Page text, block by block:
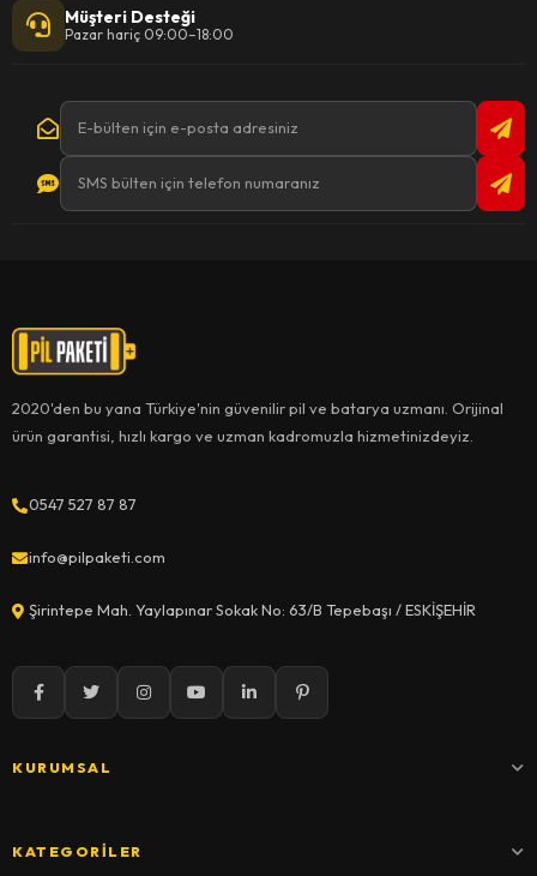
Müşteri Desteği
Pazar hariç 09:00–18:00
2020'den bu yana Türkiye'nin güvenilir pil ve batarya uzmanı. Orijinal
ürün garantisi, hızlı kargo ve uzman kadromuzla hizmetinizdeyiz.
0547 527 87 87
info@pilpaketi.com
Şirintepe Mah. Yaylapınar Sokak No: 63/B Tepebaşı / ESKİŞEHİR
KURUMSAL
KATEGORILER